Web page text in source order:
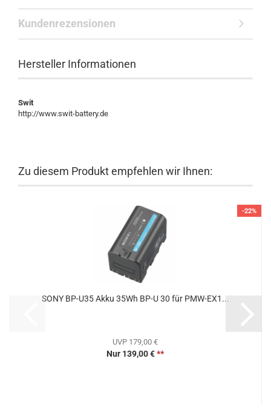
Kundenrezensionen
Hersteller Informationen
Swit
http://www.swit-battery.de
Zu diesem Produkt empfehlen wir Ihnen:
-22%
SONY BP-U35 Akku 35Wh BP-U 30 für PMW-EX1...
UVP 179,00 €
Nur 139,00 €**